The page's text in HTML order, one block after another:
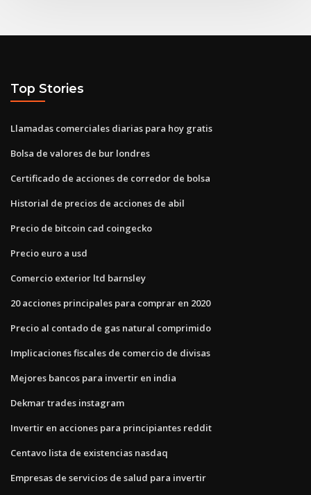
Top Stories
Llamadas comerciales diarias para hoy gratis
Bolsa de valores de bur londres
Certificado de acciones de corredor de bolsa
Historial de precios de acciones de abil
Precio de bitcoin cad coingecko
Precio euro a usd
Comercio exterior ltd barnsley
20 acciones principales para comprar en 2020
Precio al contado de gas natural comprimido
Implicaciones fiscales de comercio de divisas
Mejores bancos para invertir en india
Dekmar trades instagram
Invertir en acciones para principiantes reddit
Centavo lista de existencias nasdaq
Empresas de servicios de salud para invertir